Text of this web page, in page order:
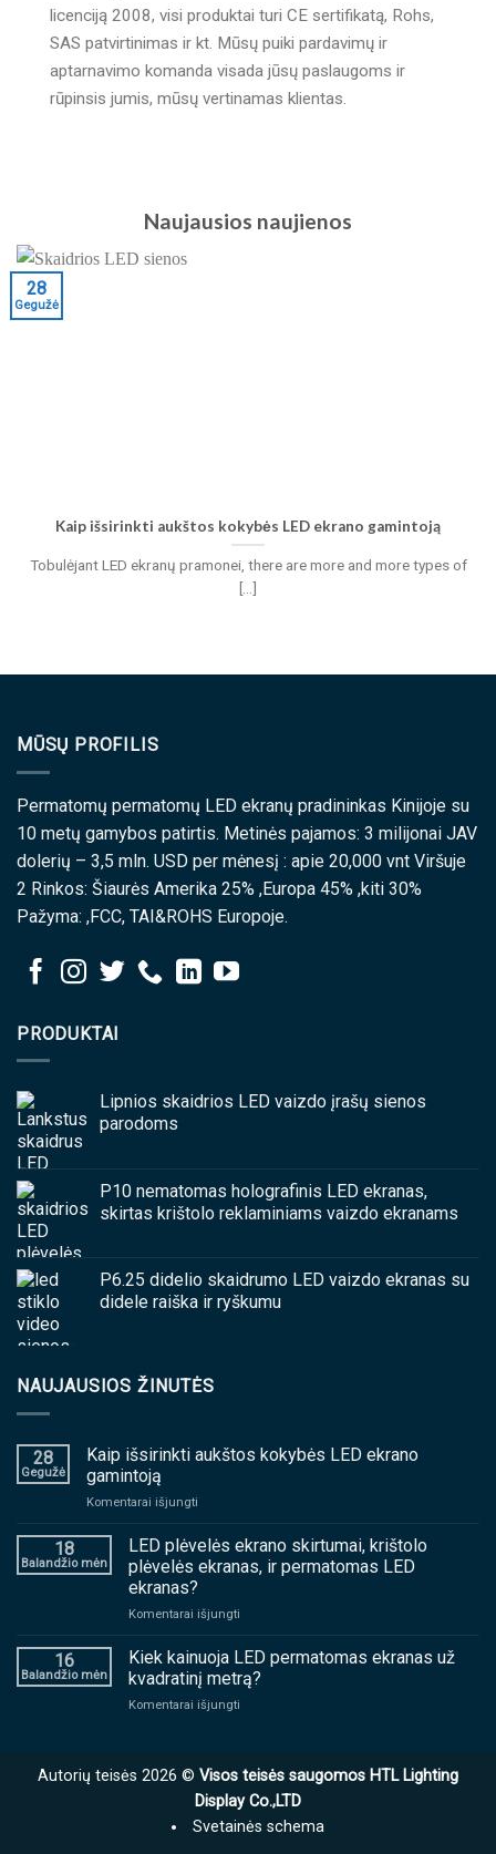
licenciją 2008, visi produktai turi CE sertifikatą, Rohs,
SAS patvirtinimas ir kt. Mūsų puiki pardavimų ir
aptarnavimo komanda visada jūsų paslaugoms ir
rūpinsis jumis, mūsų vertinamas klientas.
Naujausios naujienos
Kaip išsirinkti aukštos kokybės LED ekrano gamintoją
Tobulėjant LED ekranų pramonei, there are more and more types of
[...]
28
Gegužė
MŪSŲ PROFILIS
Permatomų permatomų LED ekranų pradininkas Kinijoje su
10 metų gamybos patirtis. Metinės pajamos: 3 milijonai JAV
dolerių – 3,5 mln. USD per mėnesį : apie 20,000 vnt Viršuje
2 Rinkos: Šiaurės Amerika 25% ,Europa 45% ,kiti 30%
Pažyma: ,FCC, TAI&ROHS Europoje.
PRODUKTAI
Lipnios skaidrios LED vaizdo įrašų sienos
parodoms
P10 nematomas holografinis LED ekranas,
skirtas krištolo reklaminiams vaizdo ekranams
P6.25 didelio skaidrumo LED vaizdo ekranas su
didele raiška ir ryškumu
NAUJAUSIOS ŽINUTĖS
28
Gegužė
Kaip išsirinkti aukštos kokybės LED ekrano
gamintoją
Komentarai išjungti
išsirinkti
aukštos
kokybės
ekrano
18
Balandžio mėn
LED plėvelės ekrano skirtumai, krištolo
plėvelės ekranas, ir permatomas LED
ekranas?
Komentarai išjungti
plėvelės
ekrano
skirtumai,
permatomas
LED
ekranas?
16
Balandžio mėn
Kiek kainuoja LED permatomas ekranas už
kvadratinį metrą?
Komentarai išjungti
permatomas
ekranas
už
kvadratinį
Autorių teisės 2026 © Visos teisės saugomos HTL Lighting
Display Co.,LTD
Svetainės schema